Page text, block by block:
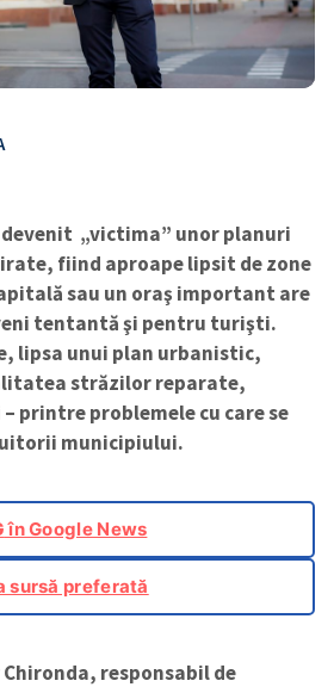
„victima” unor planuri
fiind aproape lipsit de zone
sau un oraş important are
tentantă şi pentru turişti.
lipsa unui plan urbanistic,
străzilor reparate,
printre problemele cu care se
municipiului.
în Google News
sursă preferată
responsabil de